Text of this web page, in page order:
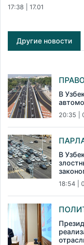
17:38 | 17.01
Другие новости
В
20:35 |
В
18:54 |